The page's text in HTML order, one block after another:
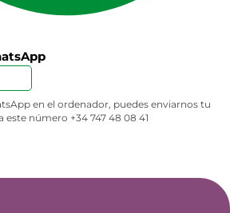
en el ordenador, puedes enviarnos tu
este número +34 747 48 08 41